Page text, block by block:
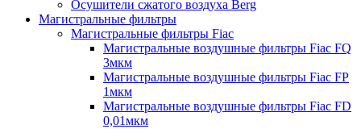
Осушители сжатого воздуха Berg
Магистральные фильтры
Магистральные фильтры Fiac
Магистральные воздушные фильтры Fiac FQ
3мкм
Магистральные воздушные фильтры Fiac FP
1мкм
Магистральные воздушные фильтры Fiac FD
0,01мкм